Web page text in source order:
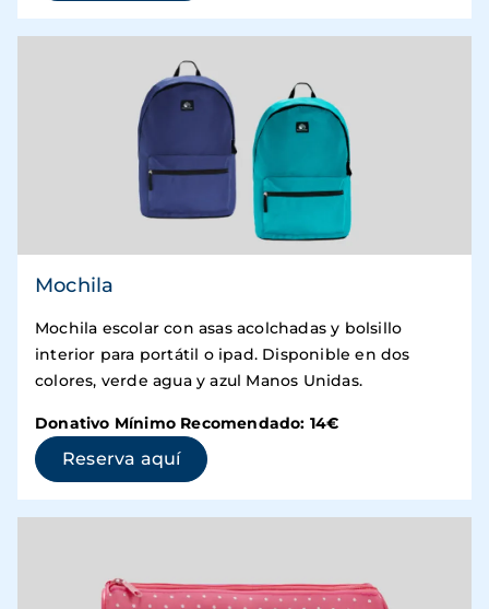
Mochila
Mochila escolar con asas acolchadas y bolsillo
interior para portátil o ipad. Disponible en dos
colores, verde agua y azul Manos Unidas.
Donativo Mínimo Recomendado: 14€
Reserva aquí(se abre en una ventana nueva)